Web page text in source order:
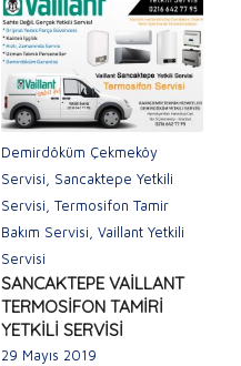
Demirdöküm Çekmeköy
Servisi, Sancaktepe Yetkili
Servisi, Termosifon Tamir
Bakım Servisi, Vaillant Yetkili
Servisi
SANCAKTEPE VAİLLANT
TERMOSİFON TAMİRİ
YETKİLİ SERVİSİ
29 Mayıs 2019